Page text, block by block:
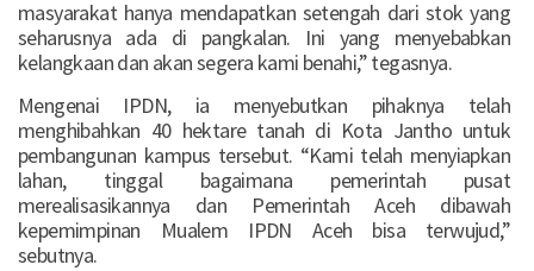
masyarakat hanya mendapatkan setengah dari stok yang
seharusnya ada di pangkalan. Ini yang menyebabkan
kelangkaan dan akan segera kami benahi,” tegasnya.
Mengenai IPDN, ia menyebutkan pihaknya telah
menghibahkan 40 hektare tanah di Kota Jantho untuk
pembangunan kampus tersebut. “Kami telah menyiapkan
lahan, tinggal bagaimana pemerintah pusat
merealisasikannya dan Pemerintah Aceh dibawah
kepemimpinan Mualem IPDN Aceh bisa terwujud,”
sebutnya.